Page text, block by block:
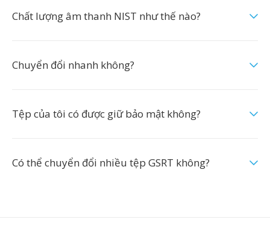
Chất lượng âm thanh NIST như thế nào?
Chuyển đổi nhanh không?
Tệp của tôi có được giữ bảo mật không?
Có thể chuyển đổi nhiều tệp GSRT không?